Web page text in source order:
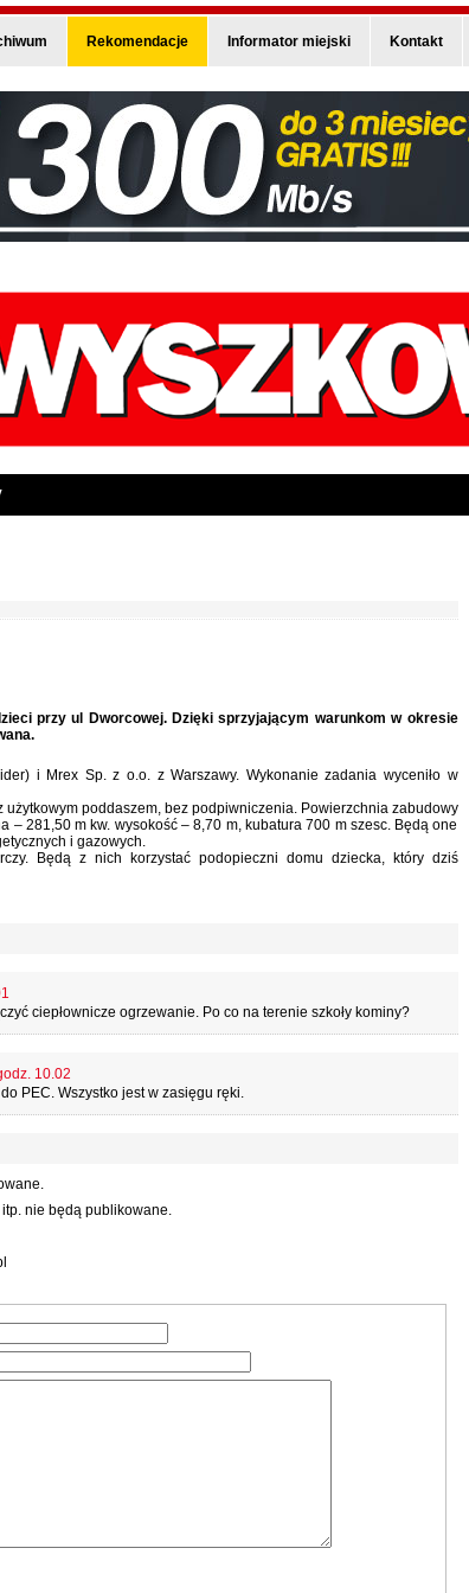
Rekomendacje Informator miejski Kontakt
przy ul Dworcowej. Dzięki sprzyjającym warunkom w okresie
i Mrex Sp. z o.o. z Warszawy. Wykonanie zadania wyceniło w
poddaszem, bez podpiwniczenia. Powierzchnia zabudowy
– 281,50 m kw. wysokość – 8,70 m, kubatura 700 m szesc. Będą one
i gazowych.
Będą z nich korzystać podopieczni domu dziecka, który dziś
ciepłownicze ogrzewanie. Po co na terenie szkoły kominy?
10.02
PEC. Wszystko jest w zasięgu ręki.
itp. nie będą publikowane.